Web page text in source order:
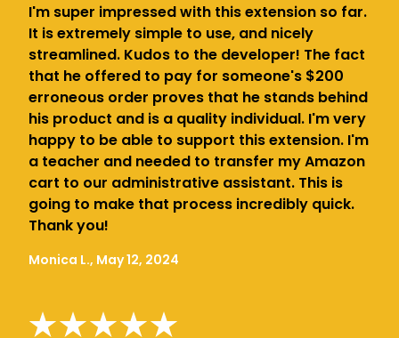
I'm super impressed with this extension so far.
It is extremely simple to use, and nicely
streamlined. Kudos to the developer! The fact
that he offered to pay for someone's $200
erroneous order proves that he stands behind
his product and is a quality individual. I'm very
happy to be able to support this extension. I'm
a teacher and needed to transfer my Amazon
cart to our administrative assistant. This is
going to make that process incredibly quick.
Thank you!
Monica L., May 12, 2024